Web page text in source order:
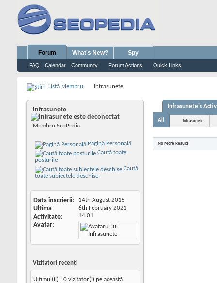
Forum
FAQ Calendar Community Forum Actions Quick Links
What's New? Spy
Listă Membru Infrasunete
Infrasunete
Membru SeoPedia
Pagină Personală
Caută toate
posturile
Caută
toate subiectele deschise
Data înscrierii 14th August 2015
Ultima
Activitate
6th February 2021
14:01
Avatar
Vizitatori recenţi
Ultimul(ii) 10 vizitator(i) pe această
Infrasunete's
All Infrasunete
No More Results